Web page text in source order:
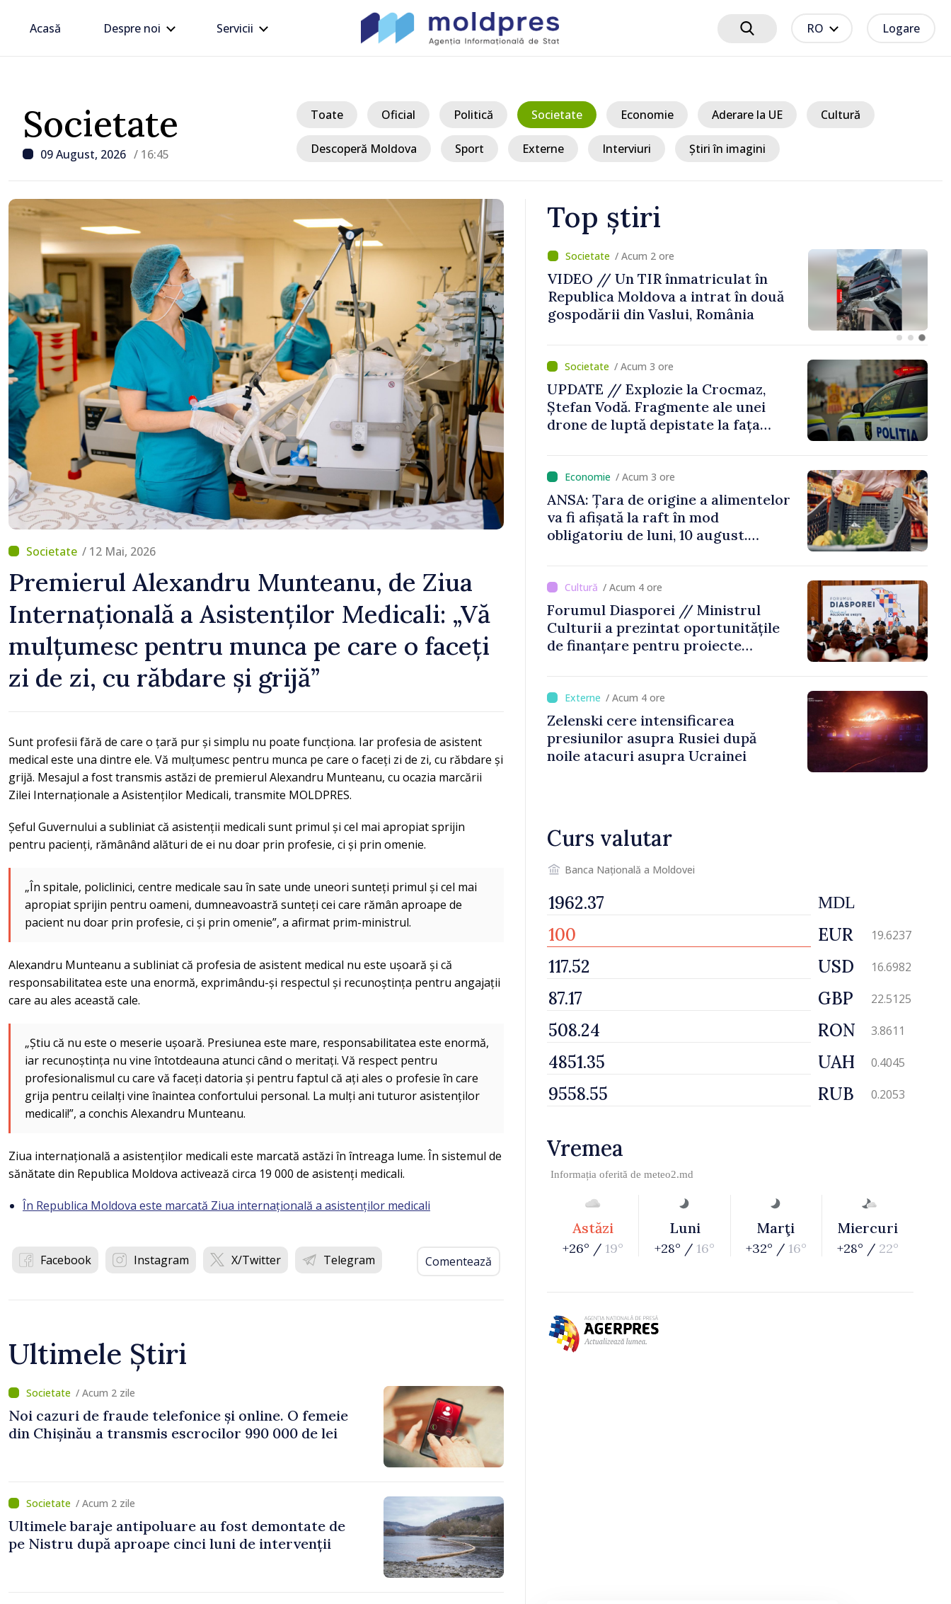
Acasă Despre noi Servicii RO Logare
Societate
09 August, 2026 / 16:45
Toate Oficial Politică Societate Economie Aderare la UE Cultură
Descoperă Moldova Sport Externe Interviuri Știri în imagini
/ 12 Mai, 2026
Premierul Alexandru Munteanu, de Ziua
Internațională a Asistenților Medicali: „Vă
mulțumesc pentru munca pe care o faceți
zi de zi, cu răbdare și grijă”
Sunt profesii fără de care o țară pur și simplu nu poate funcționa. Iar profesia de asistent
medical este una dintre ele. Vă mulțumesc pentru munca pe care o faceți zi de zi, cu răbdare și
grijă. Mesajul a fost transmis astăzi de premierul Alexandru Munteanu, cu ocazia marcării
Zilei Internaționale a Asistenților Medicali, transmite MOLDPRES.
Șeful Guvernului a subliniat că asistenții medicali sunt primul și cel mai apropiat sprijin
pentru pacienți, rămânând alături de ei nu doar prin profesie, ci și prin omenie.
„În spitale, policlinici, centre medicale sau în sate unde uneori sunteți primul și cel mai
apropiat sprijin pentru oameni, dumneavoastră sunteți cei care rămân aproape de
pacient nu doar prin profesie, ci și prin omenie”, a afirmat prim-ministrul.
Alexandru Munteanu a subliniat că profesia de asistent medical nu este ușoară și că
responsabilitatea este una enormă, exprimându-și respectul și recunoștința pentru angajații
care au ales această cale.
„Știu că nu este o meserie ușoară. Presiunea este mare, responsabilitatea este enormă,
iar recunoștința nu vine întotdeauna atunci când o meritați. Vă respect pentru
profesionalismul cu care vă faceți datoria și pentru faptul că ați ales o profesie în care
grija pentru ceilalți vine înaintea confortului personal. La mulți ani tuturor asistenților
medicali!”, a conchis Alexandru Munteanu.
Ziua internațională a asistenților medicali este marcată astăzi în întreaga lume. În sistemul de
sănătate din Republica Moldova activează circa 19 000 de asistenți medicali.
În Republica Moldova este marcată Ziua internațională a asistenților medicali
Facebook Instagram X/Twitter Telegram Comentează
Ultimele Știri
/ Acum 2 zile
Noi cazuri de fraude telefonice și online. O femeie
din Chișinău a transmis escrocilor 990 000 de lei
/ Acum 2 zile
Ultimele baraje antipoluare au fost demontate de
pe Nistru după aproape cinci luni de intervenții
Top știri
/ Acum 2 ore
Trafic intens la postul vamal Otaci-
Moghilev-Podolsk, pe sensul de
ieșire din Republica Moldova
/ Acum 2 ore
VIDEO // Un TIR înmatriculat în
Republica Moldova a intrat în două
gospodării din Vaslui, România
/ Acum 3 ore
UPDATE // Explozie la Crocmaz,
Ștefan Vodă. Fragmente ale unei
drone de luptă depistate la fața
/ Acum 3 ore
ANSA: Țara de origine a alimentelor
va fi afișată la raft în mod
obligatoriu de luni, 10 august.
/ Acum 4 ore
Forumul Diasporei // Ministrul
Culturii a prezintat oportunitățile
de finanțare pentru proiecte
/ Acum 4 ore
Zelenski cere intensificarea
presiunilor asupra Rusiei după
noile atacuri asupra Ucrainei
Curs valutar
Banca Națională a Moldovei
MDL
EUR 19.6237
USD 16.6982
GBP 22.5125
RON 3.8611
UAH 0.4045
RUB 0.2053
Vremea
Informația oferită de meteo2.md
Astăzi
+26° / 19°
Luni
+28° / 16°
Marţi
+32° / 16°
Miercuri
+28° / 22°